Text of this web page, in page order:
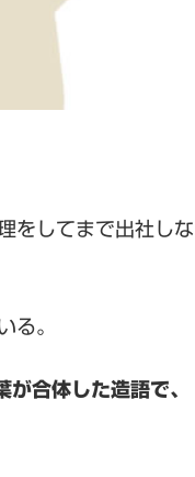
をしてまで出社しな
る。
合体した造語で、